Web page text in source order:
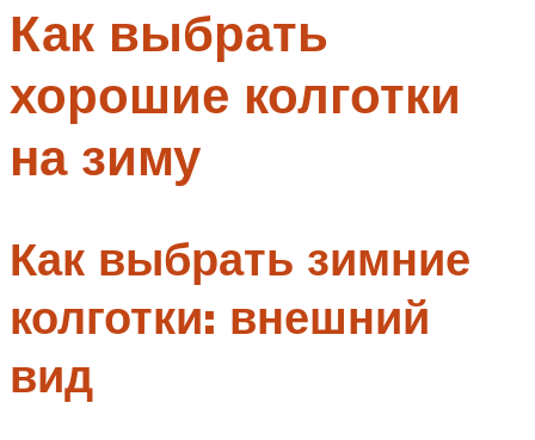
Аксессуары
Меню
Как выбрать
хорошие колготки
на зиму
Как выбрать зимние
колготки: внешний
вид